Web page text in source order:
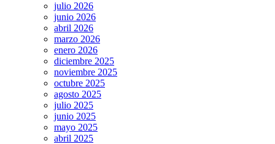
julio 2026
junio 2026
abril 2026
marzo 2026
enero 2026
diciembre 2025
noviembre 2025
octubre 2025
agosto 2025
julio 2025
junio 2025
mayo 2025
abril 2025